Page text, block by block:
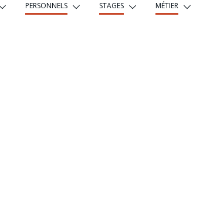
PERSONNELS STAGES MÉTIER